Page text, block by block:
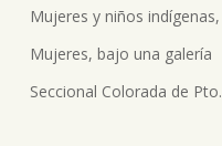
Mujeres y niños
Mujeres, bajo una galería
Seccional Colorada de